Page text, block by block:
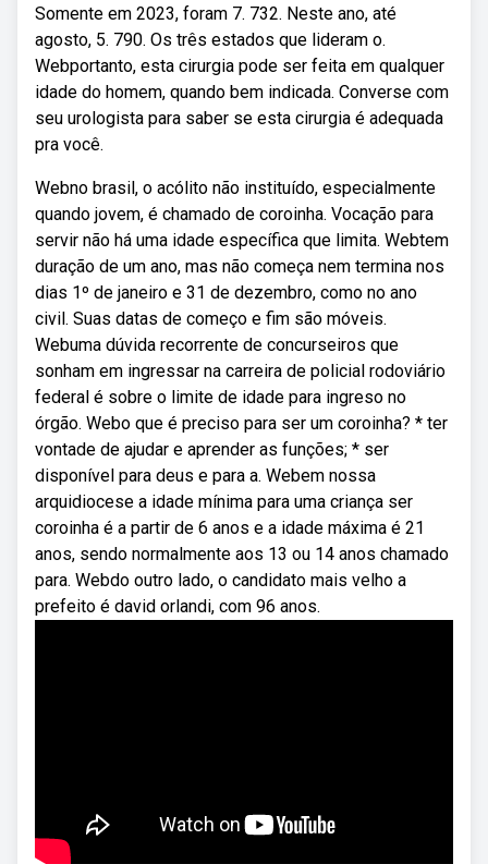
Somente em 2023, foram 7. 732. Neste ano, até
agosto, 5. 790. Os três estados que lideram o.
Webportanto, esta cirurgia pode ser feita em qualquer
idade do homem, quando bem indicada. Converse com
seu urologista para saber se esta cirurgia é adequada
pra você.
Webno brasil, o acólito não instituído, especialmente
quando jovem, é chamado de coroinha. Vocação para
servir não há uma idade específica que limita. Webtem
duração de um ano, mas não começa nem termina nos
dias 1º de janeiro e 31 de dezembro, como no ano
civil. Suas datas de começo e fim são móveis.
Webuma dúvida recorrente de concurseiros que
sonham em ingressar na carreira de policial rodoviário
federal é sobre o limite de idade para ingreso no
órgão. Webo que é preciso para ser um coroinha? * ter
vontade de ajudar e aprender as funções; * ser
disponível para deus e para a. Webem nossa
arquidiocese a idade mínima para uma criança ser
coroinha é a partir de 6 anos e a idade máxima é 21
anos, sendo normalmente aos 13 ou 14 anos chamado
para. Webdo outro lado, o candidato mais velho a
prefeito é david orlandi, com 96 anos.